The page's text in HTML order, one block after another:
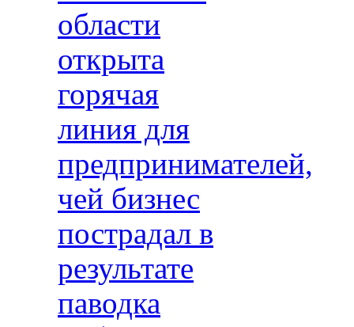
области
открыта
горячая
линия для
предпринимателей,
чей бизнес
пострадал в
результате
паводка